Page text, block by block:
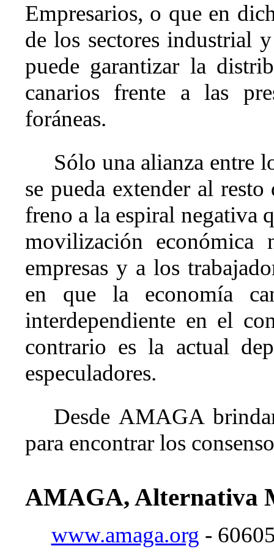
Empresarios, o que en
de los sectores industrial
puede garantizar la
canarios frente a las
foráneas.
Sólo una alianza entre
se pueda extender al
freno a la espiral negativa
movilización económica
empresas y a los
en que la economía
interdependiente en el
contrario es la actual
especuladores.
Desde AMAGA
para encontrar los
AMAGA, Alternativa
www.amaga.org -